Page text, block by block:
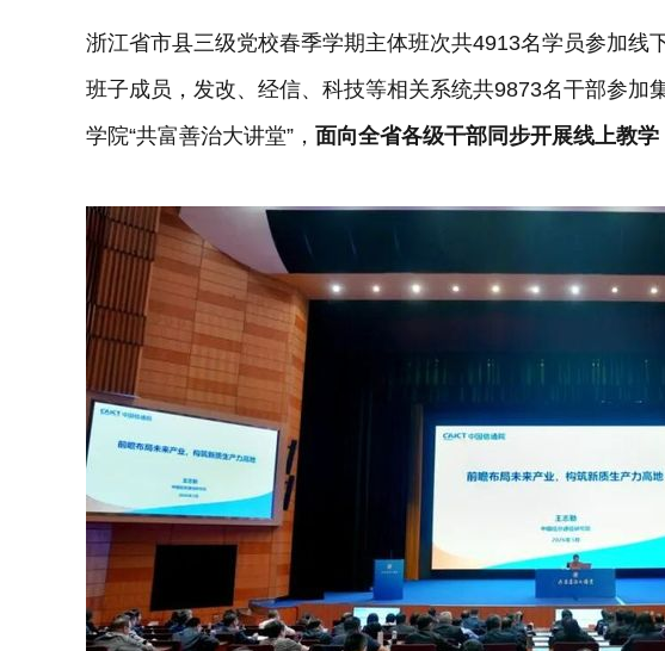
浙江省市县三级党校春季学期主体班次共4913名学员参加线
班子成员，发改、经信、科技等相关系统共9873名干部参加
学院“共富善治大讲堂”， 面向全省各级干部同步开展线上教